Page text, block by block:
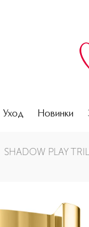
Уход Новинки
SHADOW PLAY